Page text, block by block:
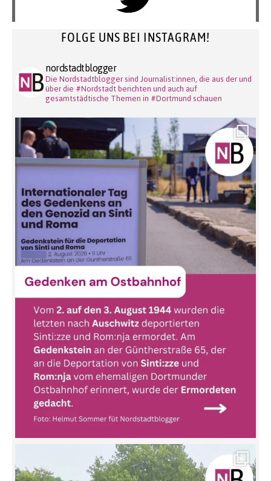
FOLGE UNS BEI INSTAGRAM!
nordstadtblogger
Die Nordstadtblogger sind Journalist:innen, die aus der und
über die #Nordstadt berichten und auch auf
gesamtstädtische Themen in #Dortmund schauen